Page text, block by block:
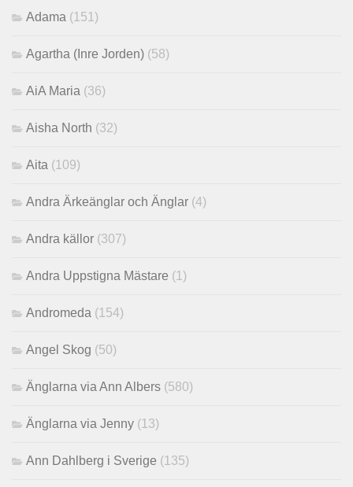
Adama (151)
Agartha (Inre Jorden) (58)
AiA Maria (36)
Aisha North (32)
Aita (109)
Andra Ärkeänglar och Änglar (4)
Andra källor (307)
Andra Uppstigna Mästare (1)
Andromeda (154)
Angel Skog (50)
Änglarna via Ann Albers (580)
Änglarna via Jenny (13)
Ann Dahlberg i Sverige (135)